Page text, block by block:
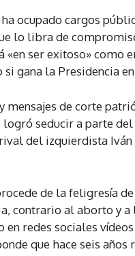
ocupado cargos
lo libra de
«en ser exitoso» como
gana la Presidencia
y mensajes de corte
seducir a parte
del izquierdista
de la feligresía
contrario al aborto y a
redes sociales
que hace seis años